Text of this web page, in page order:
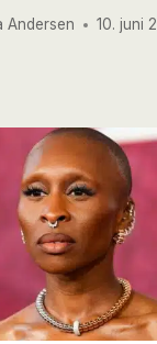
Andersen 10. juni